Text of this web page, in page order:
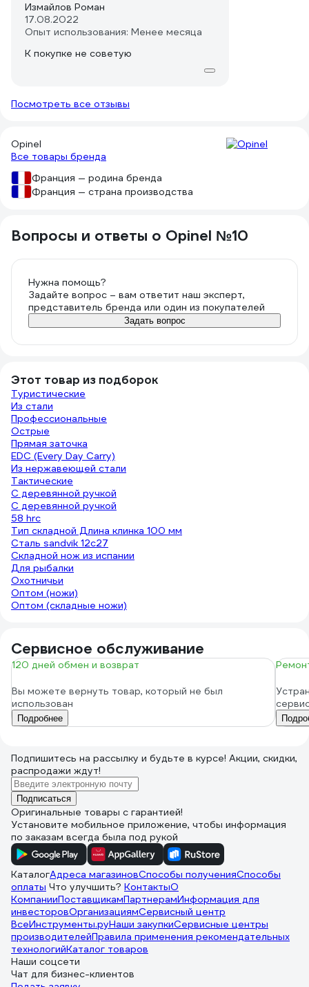
Измайлов Роман
17.08.2022
Опыт использования: Менее месяца
К покупке не советую
Посмотреть все отзывы
Opinel
Все товары бренда
Франция — родина бренда
Франция — страна производства
Вопросы и ответы о Opinel №10
Нужна помощь?
Задайте вопрос – вам ответит наш эксперт,
представитель бренда или один из покупателей
Задать вопрос
Этот товар из подборок
Туристические
Из стали
Профессиональные
Острые
Прямая заточка
EDC (Every Day Carry)
Из нержавеющей стали
Тактические
C деревянной ручкой
С деревянной ручкой
58 hrc
Тип складной Длина клинка 100 мм
Сталь sandvik 12c27
Складной нож из испании
Для рыбалки
Охотничьи
Оптом (ножи)
Оптом (складные ножи)
Сервисное обслуживание
120 дней обмен и возврат
Вы можете вернуть товар, который не был
использован
Подробнее
Подпишитесь на рассылку и будьте в курсе! Акции, скидки,
распродажи ждут!
Подписаться
Оригинальные товары с гарантией!
Установите мобильное приложение, чтобы информация
по заказам всегда была под рукой
КаталогАдреса магазиновСпособы полученияСпособы
оплаты Что улучшить? КонтактыО
КомпанииПоставщикамПартнерамИнформация для
инвесторовОрганизациямСервисный центр
ВсеИнструменты.руНаши закупкиСервисные центры
производителейПравила применения рекомендательных
технологийКаталог товаров
Наши соцсети
Чат для бизнес-клиентов